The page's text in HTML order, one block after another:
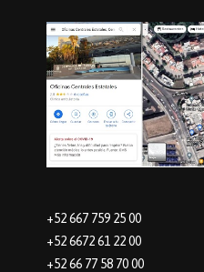
+52 667 759 25 00
+52 6672 61 22 00
+52 66 77 58 70 00